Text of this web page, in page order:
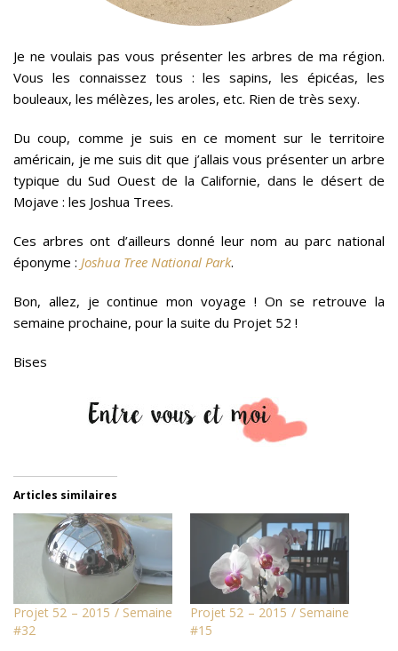
Je ne voulais pas vous présenter les arbres de ma région.
Vous les connaissez tous : les sapins, les épicéas, les
bouleaux, les mélèzes, les aroles, etc. Rien de très sexy.
Du coup, comme je suis en ce moment sur le territoire
américain, je me suis dit que j’allais vous présenter un arbre
typique du Sud Ouest de la Californie, dans le désert de
Mojave : les Joshua Trees.
Ces arbres ont d’ailleurs donné leur nom au parc national
éponyme : Joshua Tree National Park.
Bon, allez, je continue mon voyage ! On se retrouve la
semaine prochaine, pour la suite du Projet 52 !
Bises
Articles similaires
Projet 52 – 2015 / Semaine
#32
Projet 52 – 2015 / Semaine
#15